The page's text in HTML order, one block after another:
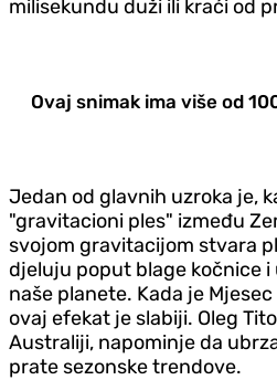
milisekundu duži ili kraći od
Ovaj snimak ima više od
Jedan od glavnih uzroka je,
"gravitacioni ples" između
svojom gravitacijom stvara
djeluju poput blage kočnice
naše planete. Kada je
ovaj efekat je slabiji. Oleg
Australiji, napominje da
prate sezonske trendove.